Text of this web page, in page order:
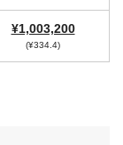
¥1,003,200
(¥334.4)